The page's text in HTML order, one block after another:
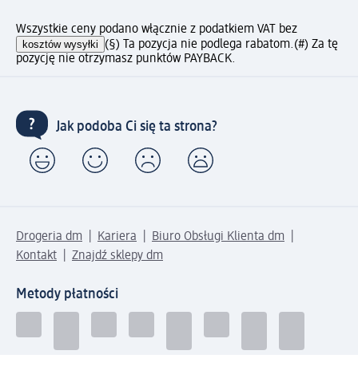
Wszystkie ceny podano włącznie z podatkiem VAT bez
kosztów wysyłki (§) Ta pozycja nie podlega rabatom.(#) Za tę
pozycję nie otrzymasz punktów PAYBACK.
Jak podoba Ci się ta strona?
Drogeria dm Kariera
Biuro Obsługi Klienta dm
Kontakt
Znajdź sklepy dm
Metody płatności